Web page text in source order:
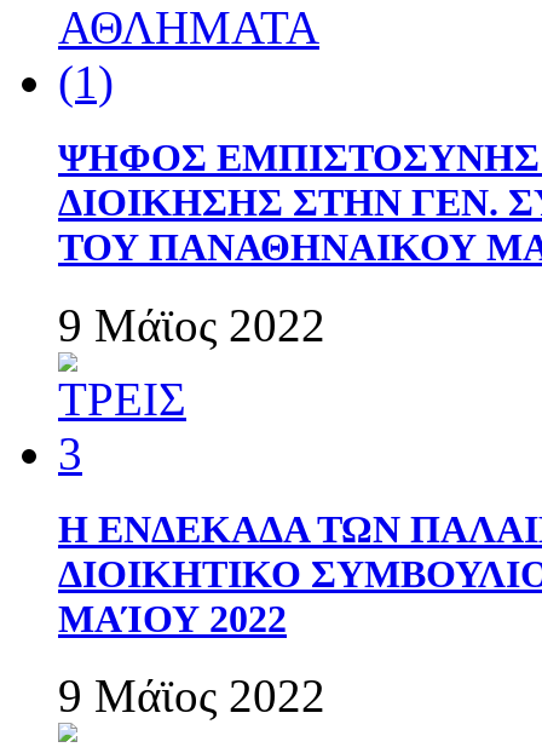
ΨΗΦΟΣ
ΔΙΟΙΚΗΣΗΣ ΣΤΗΝ ΓΕΝ.
ΤΟΥ ΠΑΝΑΘΗΝΑΙΚΟΥ
9 Μάϊος 2022
Η ΕΝΔΕΚΑΔΑ ΤΩΝ
ΔΙΟΙΚΗΤΙΚΟ
ΜΑΊΟΥ 2022
9 Μάϊος 2022